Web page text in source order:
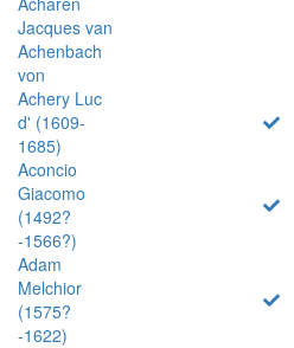
Jacques van
Achenbach
von
Achery Luc
d' (1609-
1685)
Aconcio
Giacomo
(1492?
-1566?)
Adam
Melchior
(1575?
-1622)